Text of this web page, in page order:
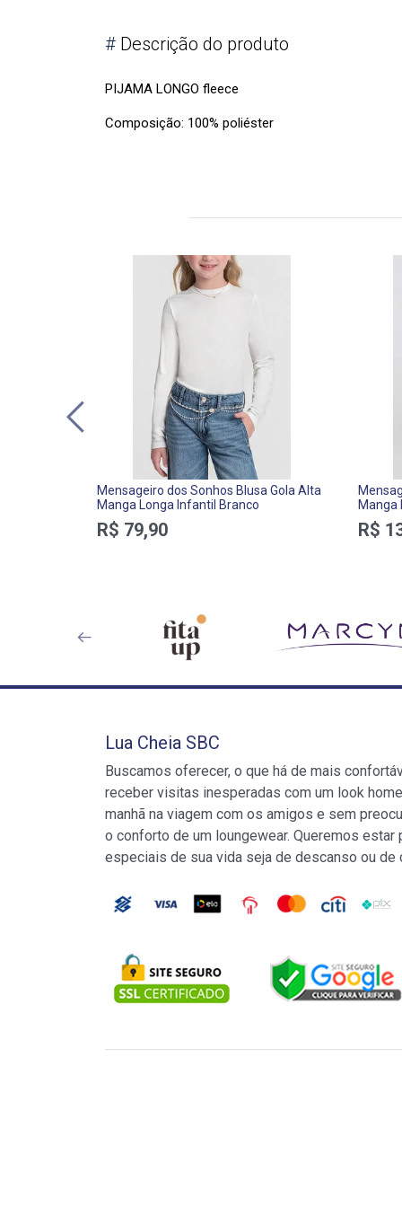
# Descrição do produto
PIJAMA LONGO fleece
Composição: 100% poliéster
Mensageiro dos Sonhos Blusa Gola Alta
Manga Longa Infantil Branco
R$ 79,90
Manga
Menina
R$
Lua Cheia SBC
Buscamos oferecer, o que há de mais
receber visitas inesperadas com um look
manhã na viagem com os amigos e sem
o conforto de um loungewear. Queremos
especiais de sua vida seja de descanso ou de